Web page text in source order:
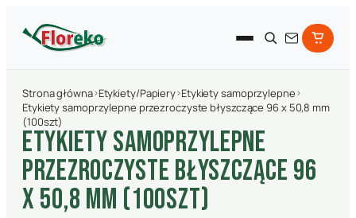
Strona główna›Etykiety/Papiery›Etykiety samoprzylepne›
Etykiety samoprzylepne przezroczyste błyszczące 96 x 50,8 mm
(100szt)
ETYKIETY SAMOPRZYLEPNE
PRZEZROCZYSTE BłYSZCZąCE 96
X 50,8 MM (100SZT)